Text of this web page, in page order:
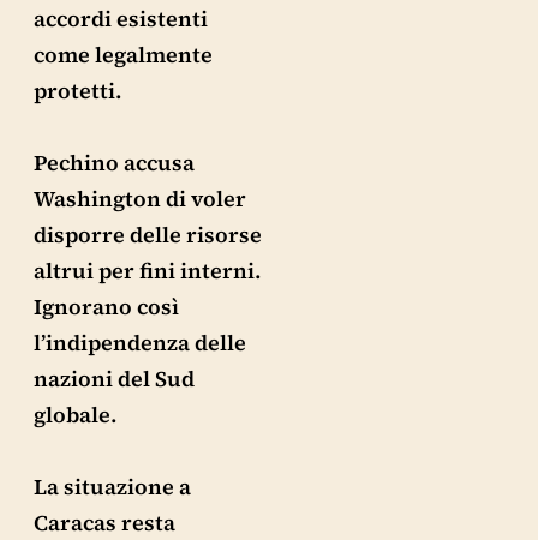
accordi esistenti
come legalmente
protetti.
Pechino accusa
Washington di voler
disporre delle risorse
altrui per fini interni.
Ignorano così
l’indipendenza delle
nazioni del Sud
globale.
La situazione a
Caracas resta